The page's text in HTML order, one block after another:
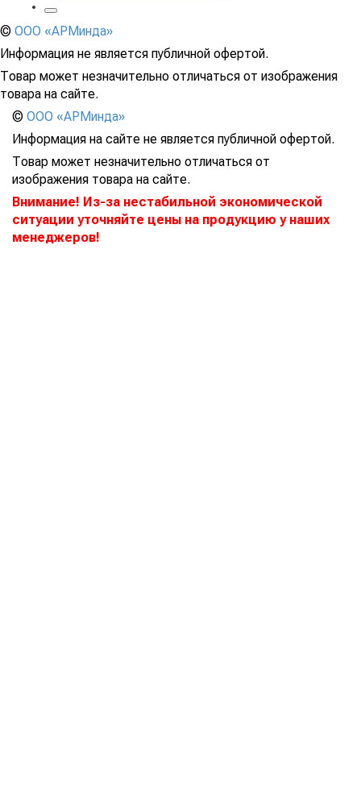
© ООО «АРМинда»
Информация не является публичной офертой.
Товар может незначительно отличаться от изображения
товара на сайте.
© ООО «АРМинда»
Информация на сайте не является публичной офертой.
Товар может незначительно отличаться от
изображения товара на сайте.
Внимание! Из-за нестабильной экономической
ситуации уточняйте цены на продукцию у наших
менеджеров!